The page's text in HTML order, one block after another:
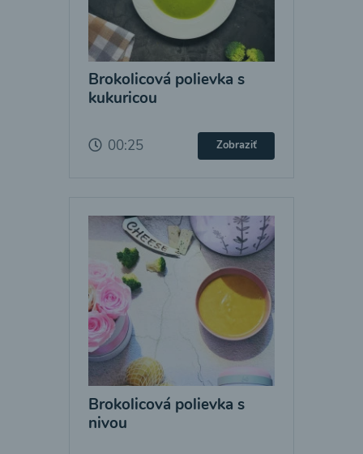
Brokolicová polievka s
kukuricou
00:25 Zobraziť
Brokolicová polievka s
nivou